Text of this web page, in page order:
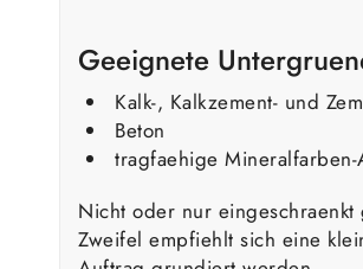
Geeignete
Kalk-, Kalkzement- und
Beton
tragfaehige Mineralfarben-
Nicht oder nur
Zweifel empfiehlt sich eine